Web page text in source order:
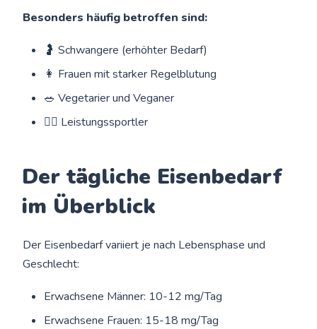
Besonders häufig betroffen sind:
🤰 Schwangere (erhöhter Bedarf)
👩 Frauen mit starker Regelblutung
🥗 Vegetarier und Veganer
🏃‍♀️ Leistungssportler
Der tägliche Eisenbedarf
im Überblick
Der Eisenbedarf variiert je nach Lebensphase und
Geschlecht:
Erwachsene Männer: 10-12 mg/Tag
Erwachsene Frauen: 15-18 mg/Tag